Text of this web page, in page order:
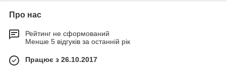
Про нас
Рейтинг не сформований
Менше 5 відгуків за останній рік
Працює з 26.10.2017